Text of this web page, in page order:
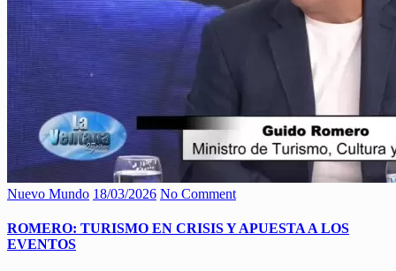
Nuevo Mundo 18/03/2026 No Comment
ROMERO: TURISMO EN CRISIS Y APUESTA A LOS
EVENTOS